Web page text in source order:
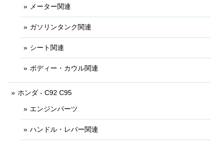
メーター関連
ガソリンタンク関連
シート関連
ボディー・カウル関連
ホンダ - C92 C95
エンジンパーツ
ハンドル・レバー関連